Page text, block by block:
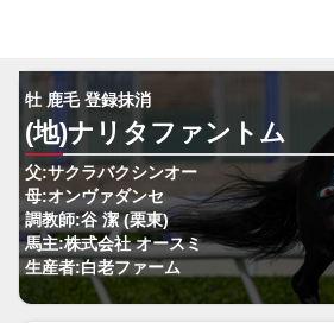
牡 鹿毛 登録抹消
(地)ナリタファントム
父:サクラバクシンオー
母:オンヴァダンセ
調教師:谷 潔 (栗東)
馬主:株式会社 オースミ
生産者:白老ファーム